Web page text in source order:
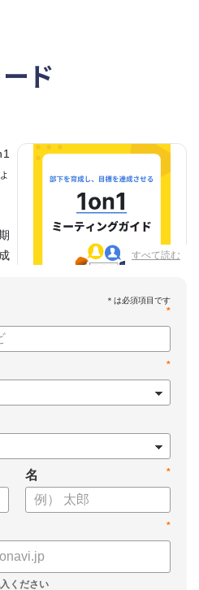
ド
すべて読む
問例
ひお役立てください。
*
*
*
名
*